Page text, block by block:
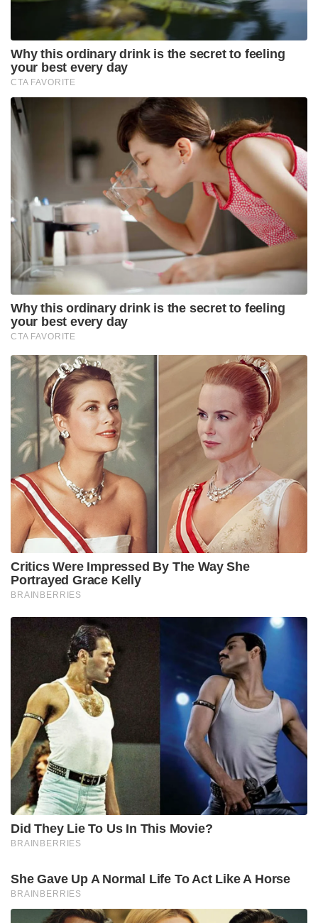
Why this ordinary drink is the secret to feeling
your best every day
CTA FAVORITE
Why this ordinary drink is the secret to feeling
your best every day
CTA FAVORITE
Critics Were Impressed By The Way She
Portrayed Grace Kelly
BRAINBERRIES
Did They Lie To Us In This Movie?
BRAINBERRIES
She Gave Up A Normal Life To Act Like A Horse
BRAINBERRIES